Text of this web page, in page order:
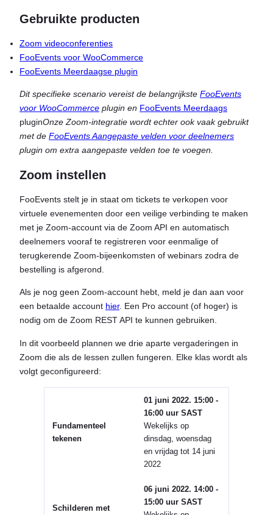
Gebruikte producten
Zoom videoconferenties
FooEvents voor WooCommerce
FooEvents Meerdaagse plugin
Dit specifieke scenario vereist de belangrijkste FooEvents
voor WooCommerce plugin en FooEvents Meerdaags
pluginOnze Zoom-integratie wordt echter ook vaak gebruikt
met de FooEvents Aangepaste velden voor deelnemers
plugin om extra aangepaste velden toe te voegen.
Zoom instellen
FooEvents stelt je in staat om tickets te verkopen voor
virtuele evenementen door een veilige verbinding te maken
met je Zoom-account via de Zoom API en automatisch
deelnemers vooraf te registreren voor eenmalige of
terugkerende Zoom-bijeenkomsten of webinars zodra de
bestelling is afgerond.
Als je nog geen Zoom-account hebt, meld je dan aan voor
een betaalde account hier. Een Pro account (of hoger) is
nodig om de Zoom REST API te kunnen gebruiken.
In dit voorbeeld plannen we drie aparte vergaderingen in
Zoom die als de lessen zullen fungeren. Elke klas wordt als
volgt geconfigureerd:
Fundamenteel
tekenen
01 juni 2022. 15:00 -
16:00 uur SAST
Wekelijks op
dinsdag, woensdag
en vrijdag tot 14 juni
2022
Schilderen met
06 juni 2022. 14:00 -
15:00 uur SAST